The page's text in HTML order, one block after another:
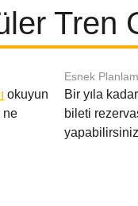
Tren
okuyun
ne
Esnek
Bir yıla
bileti